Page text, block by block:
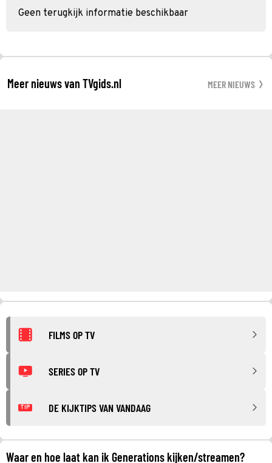
Geen terugkijk informatie beschikbaar
Meer nieuws van TVgids.nl MEER NIEUWS
FILMS OP TV
SERIES OP TV
TIP DE KIJKTIPS VAN VANDAAG
Waar en hoe laat kan ik Generations kijken/streamen?